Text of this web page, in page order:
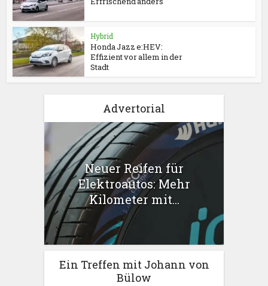
Hybrid
Honda Jazz e:HEV:
Effizient vor allem in der
Stadt
Advertorial
Neuer Reifen für
Elektroautos: Mehr
Kilometer mit...
Ein Treffen mit Johann von
Bülow